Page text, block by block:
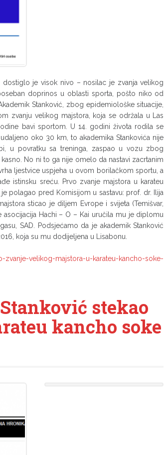
dostiglo je visok nivo – nosilac je zvanja velikog
doprinos u oblasti sporta, pošto niko od
Stanković, zbog epidemiološke situacije,
zvanju velikog majstora, koja se održala u Las
bavi sportom. U 14. godini života rodila se
oko 30 km, to akademika Stankovića nije
u povratku sa treninga, zaspao u vozu zbog
No ni to ga nije omelo da nastavi zacrtanim
ljestvice uspjeha u ovom borilačkom sportu, a
istinsku sreću. Prvo zvanje majstora u karateu
polagao pred Komisijom u sastavu: prof. dr. Ilija
sticao je diljem Evrope i svijeta (Temišvar,
asocijacija Hachi – O – Kai uručila mu je diplomu
SAD. Podsjećamo da je akademik Stanković
koja su mu dodijeljena u Lisabonu.
zvanje-velikog-majstora-u-karateu-kancho-soke-
stekao
kancho soke